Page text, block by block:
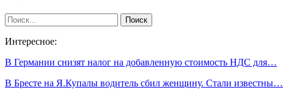
Интересное:
В Германии снизят налог на добавленную стоимость НДС для…
В Бресте на Я.Купалы водитель сбил женщину. Стали известны…